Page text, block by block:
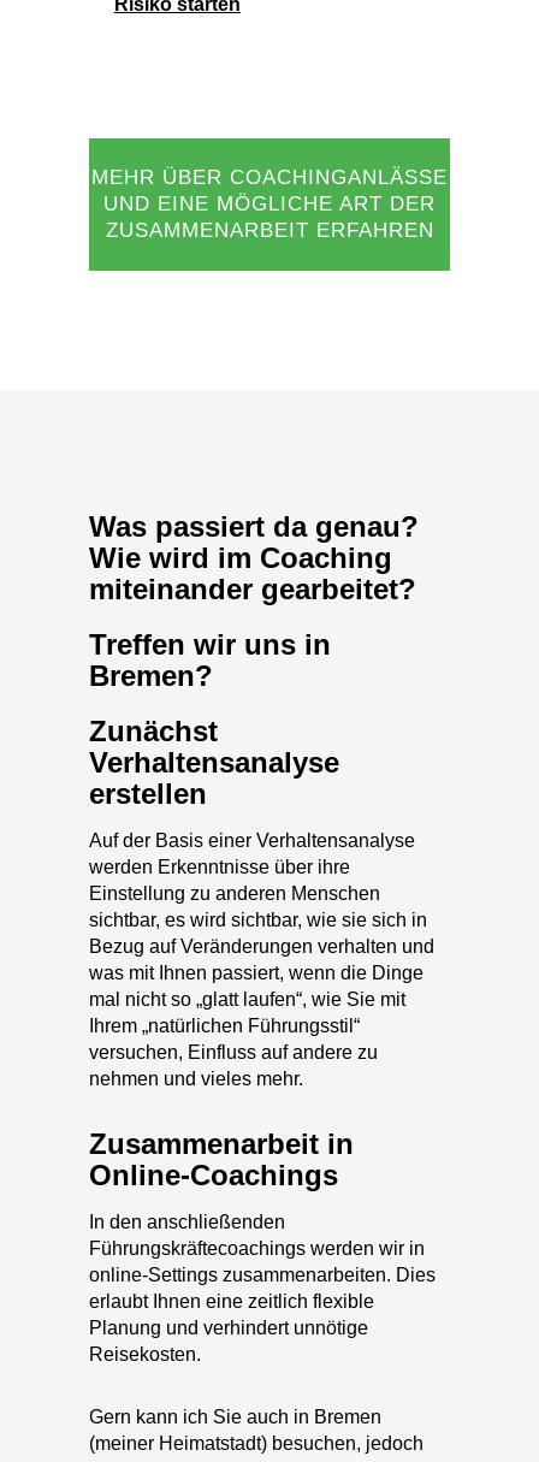
UND EINE MÖGLICHE ART DER
ZUSAMMENARBEIT ERFAHREN
miteinander gearbeitet?
Treffen wir uns in
Bremen?
Zunächst
Verhaltensanalyse
erstellen
Auf der Basis einer Verhaltensanalyse
werden Erkenntnisse über ihre
sichtbar, es wird sichtbar, wie sie sich in
Bezug auf Veränderungen verhalten und
was mit Ihnen passiert, wenn die Dinge
mal nicht so „glatt laufen“, wie Sie mit
Ihrem „natürlichen Führungsstil“
versuchen, Einfluss auf andere zu
nehmen und vieles mehr.
Zusammenarbeit in
In den anschließenden
Führungskräftecoachings werden wir in
erlaubt Ihnen eine zeitlich flexible
Planung und verhindert unnötige
Reisekosten.
Gern kann ich Sie auch in Bremen
durchgeführte Coachings sich kaum von
Präsenzveranstaltungen unterscheiden.